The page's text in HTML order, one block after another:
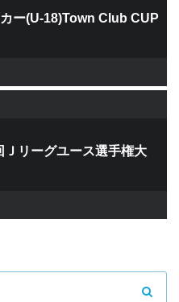
ー(U-18)Town Club CUP
リーグユース選手権大